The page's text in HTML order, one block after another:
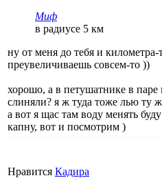
Миф
в радиусе 5 км
ну от меня до тебя и
преувеличиваешь совсем-то ))
хорошо, а в петушатнике в
слиняли? я ж туда тоже лью ту
а вот я щас там воду менять
капну, вот и посмотрим )
Нравится Кадира